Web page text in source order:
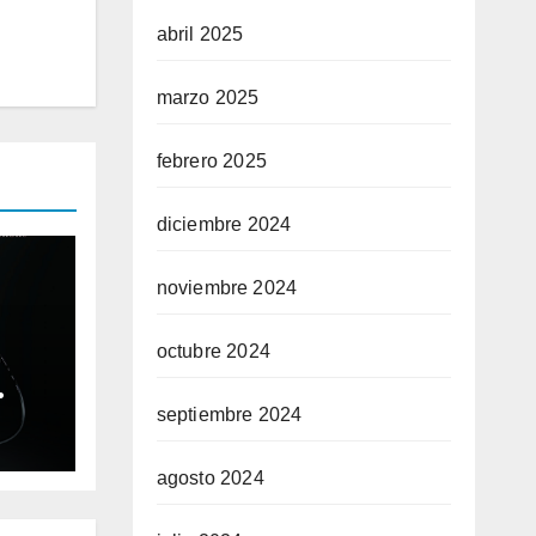
abril 2025
marzo 2025
febrero 2025
diciembre 2024
noviembre 2024
octubre 2024
septiembre 2024
agosto 2024